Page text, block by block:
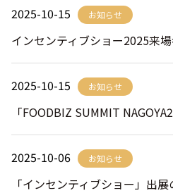
2025-10-15 お知らせ
インセンティブショー2025来
2025-10-15 お知らせ
「FOODBIZ SUMMIT
2025-10-06 お知らせ
「インセンティブショー」出